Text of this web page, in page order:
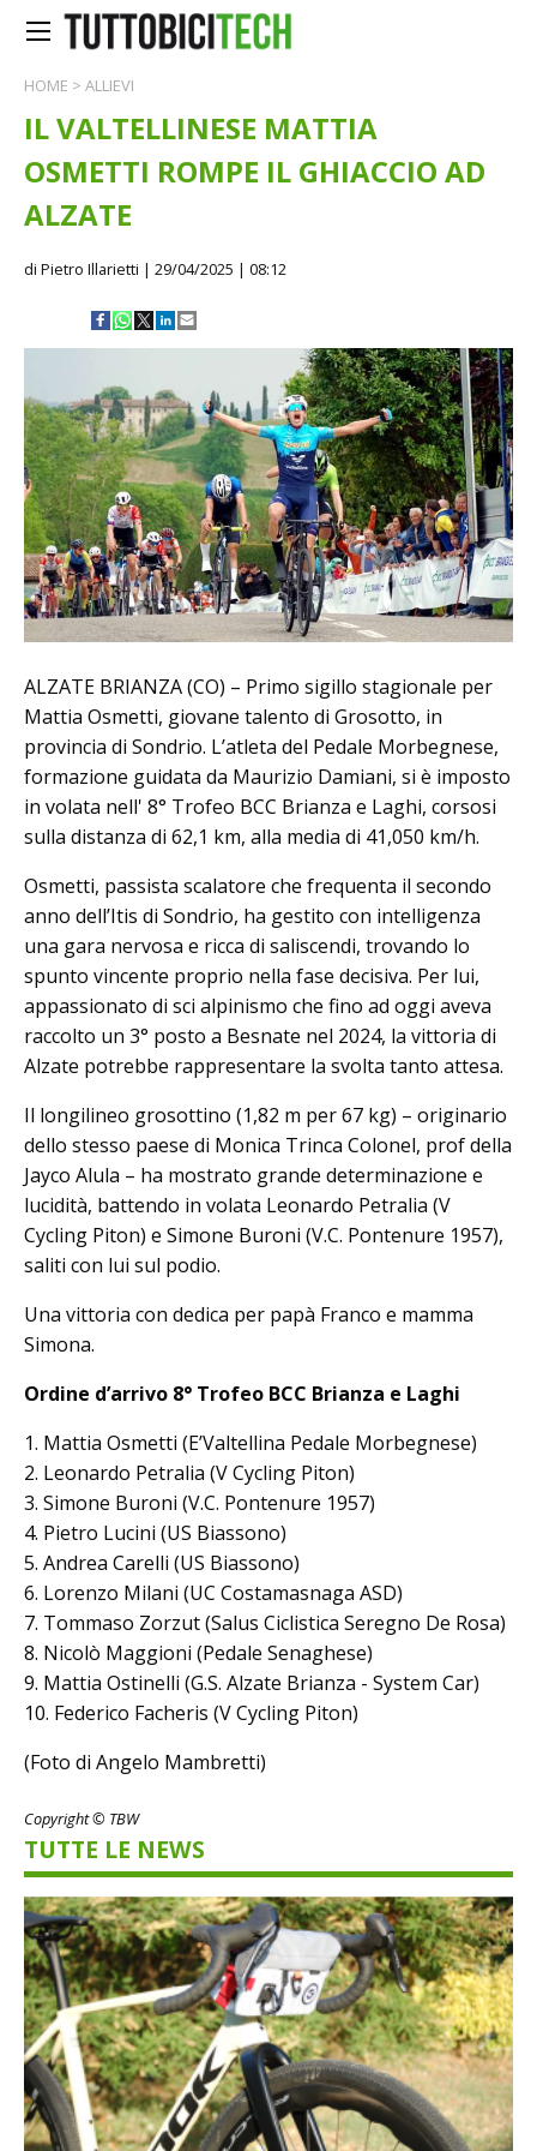
HOME > ALLIEVI
IL VALTELLINESE MATTIA
OSMETTI ROMPE IL GHIACCIO AD
ALZATE
di Pietro Illarietti | 29/04/2025 | 08:12
ALZATE BRIANZA (CO) – Primo sigillo stagionale per
Mattia Osmetti, giovane talento di Grosotto, in
provincia di Sondrio. L’atleta del Pedale Morbegnese,
formazione guidata da Maurizio Damiani, si è imposto
in volata nell' 8° Trofeo BCC Brianza e Laghi, corsosi
sulla distanza di 62,1 km, alla media di 41,050 km/h.
Osmetti, passista scalatore che frequenta il secondo
anno dell’Itis di Sondrio, ha gestito con intelligenza
una gara nervosa e ricca di saliscendi, trovando lo
spunto vincente proprio nella fase decisiva. Per lui,
appassionato di sci alpinismo che fino ad oggi aveva
raccolto un 3° posto a Besnate nel 2024, la vittoria di
Alzate potrebbe rappresentare la svolta tanto attesa.
Il longilineo grosottino (1,82 m per 67 kg) – originario
dello stesso paese di Monica Trinca Colonel, prof della
Jayco Alula – ha mostrato grande determinazione e
lucidità, battendo in volata Leonardo Petralia (V
Cycling Piton) e Simone Buroni (V.C. Pontenure 1957),
saliti con lui sul podio.
Una vittoria con dedica per papà Franco e mamma
Simona.
Ordine d’arrivo 8° Trofeo BCC Brianza e Laghi
1. Mattia Osmetti (E’Valtellina Pedale Morbegnese)
2. Leonardo Petralia (V Cycling Piton)
3. Simone Buroni (V.C. Pontenure 1957)
4. Pietro Lucini (US Biassono)
5. Andrea Carelli (US Biassono)
6. Lorenzo Milani (UC Costamasnaga ASD)
7. Tommaso Zorzut (Salus Ciclistica Seregno De Rosa)
8. Nicolò Maggioni (Pedale Senaghese)
9. Mattia Ostinelli (G.S. Alzate Brianza - System Car)
10. Federico Facheris (V Cycling Piton)
(Foto di Angelo Mambretti)
Copyright © TBW
TUTTE LE NEWS